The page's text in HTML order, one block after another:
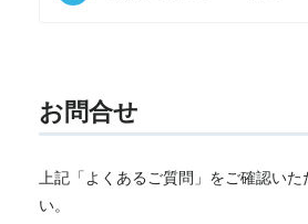
お問合せ
上記「よくあるご質問」をご確認い
い。